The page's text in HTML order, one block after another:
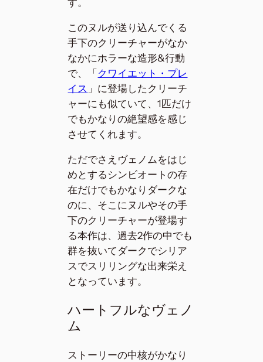
す。
このヌルが送り込んでくる
手下のクリーチャーがなか
なかにホラーな造形&行動
で、「クワイエット・プレ
イス 」に登場したクリーチ
ャーにも似ていて、1匹だけ
でもかなりの絶望感を感じ
させてくれます。
ただでさえヴェノムをはじ
めとするシンビオートの存
在だけでもかなりダークな
のに、そこにヌルやその手
下のクリーチャーが登場す
る本作は、過去2作の中でも
群を抜いてダークでシリア
スでスリリングな出来栄え
となっています。
ハートフルなヴェノ
ム
ストーリーの中核がかなり